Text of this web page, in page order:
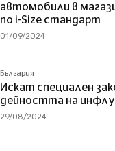
автомобили в
по i-Size стандарт
01/09/2024
България
Искат специален
дейността на
29/08/2024